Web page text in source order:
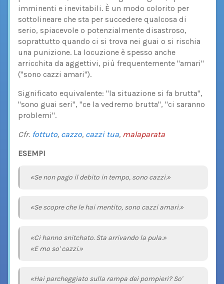
imminenti e inevitabili. È un modo colorito per
sottolineare che sta per succedere qualcosa di
serio, spiacevole o potenzialmente disastroso,
soprattutto quando ci si trova nei guai o si rischia
una punizione. La locuzione è spesso anche
arricchita da aggettivi, più frequentemente "amari"
("sono cazzi amari").
Significato equivalente: "la situazione si fa brutta",
"sono guai seri", "ce la vedremo brutta", "ci saranno
problemi".
Cfr. fottuto, cazzo, cazzi tua, malaparata
ESEMPI
«Se non pago il debito in tempo, sono cazzi.»
«Se scopre che le hai mentito, sono cazzi amari.»
«Ci hanno snitchato. Sta arrivando la pula.»
«E mo so' cazzi.»
«Hai parcheggiato sulla rampa dei pompieri? So'